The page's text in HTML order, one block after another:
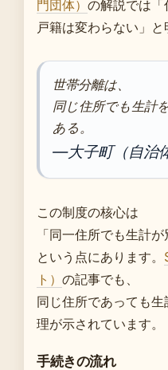
門団体） の解説では
戸籍は変わらない」と
世帯分離は、
同じ住所でも生計
ある。
—大子町（自治
この制度の核心は
「同一住所でも生計
という点にあります。
ト） の記事でも、
同じ住所であっても
理が示されています。
手続きの流れ